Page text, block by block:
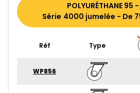
POLYURÉTHANE 95
Série 4000 jumelée - De
Réf Type
WP856